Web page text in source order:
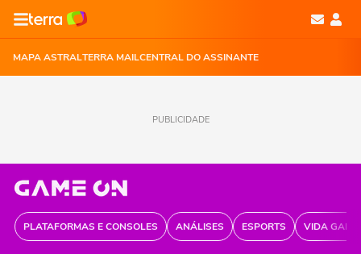
MAPA ASTRALTERRA MAILCENTRAL DO ASSINANTE
PUBLICIDADE
PLATAFORMAS E CONSOLES ANÁLISES ESPORTS VIDA